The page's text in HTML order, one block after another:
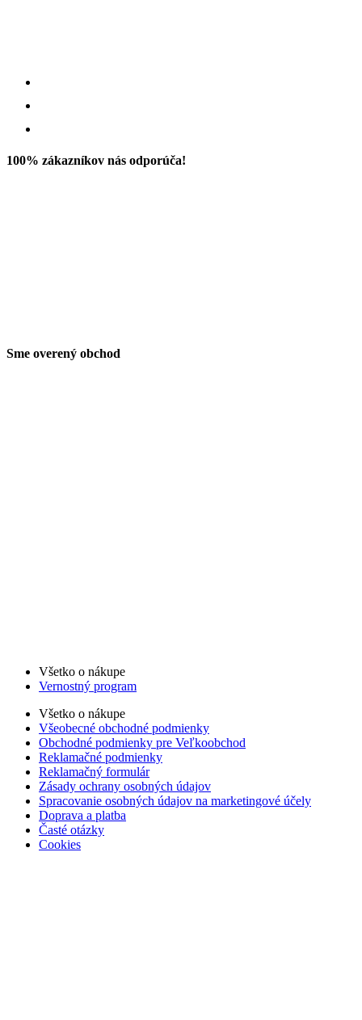
100% zákazníkov nás odporúča!
Sme overený obchod
Všetko o nákupe
Vernostný program
Všetko o nákupe
Všeobecné obchodné podmienky
Obchodné podmienky pre Veľkoobchod
Reklamačné podmienky
Reklamačný formulár
Zásady ochrany osobných údajov
Spracovanie osobných údajov na marketingové účely
Doprava a platba
Časté otázky
Cookies